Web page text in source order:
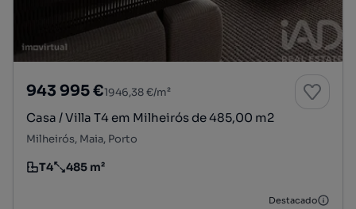
943 995 €1946,38 €/m²
Casa / Villa T4 em Milheirós de 485,00 m2
Milheirós, Maia, Porto
Tipologia
T4
Preço por metro quadrado
485 m²
Destacado